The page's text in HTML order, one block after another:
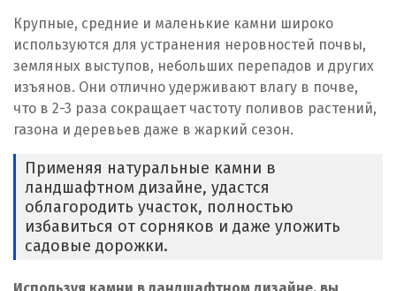
Владикавказ
Владимир
Волгоград
Воронеж
Воскресенск
Крупные, средние и маленькие камни широко
используются для устранения неровностей почвы,
земляных выступов, небольших перепадов и других
изъянов. Они отлично удерживают влагу в почве,
что в 2-3 раза сокращает частоту поливов растений,
газона и деревьев даже в жаркий сезон.
Применяя натуральные камни в
ландшафтном дизайне, удастся
облагородить участок, полностью
избавиться от сорняков и даже уложить
садовые дорожки.